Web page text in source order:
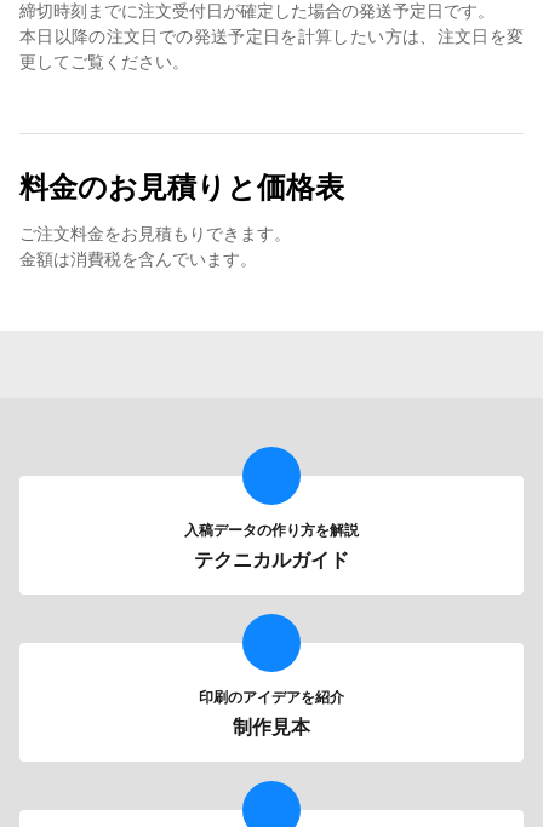
締切時刻までに注文受付日が確定した場合の発送予定日です。
本日以降の注文日での発送予定日を計算したい方は、注文日を変
更してご覧ください。
料金のお見積りと価格表
ご注文料金をお見積もりできます。
金額は消費税を含んでいます。
入稿データの作り方を解説
テクニカルガイド
印刷のアイデアを紹介
制作見本